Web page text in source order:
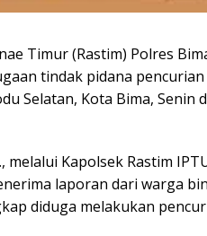
Timur (Rastim) Polres
tindak pidana
Selatan, Kota Bima, Senin
melalui Kapolsek Rastim
laporan dari warga
diduga melakukan